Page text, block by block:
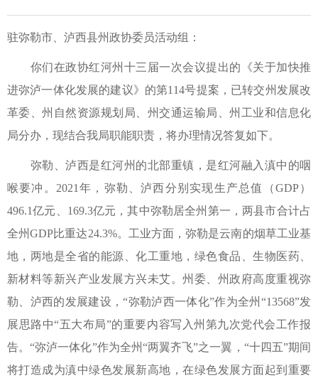
驻弥勒市、泸西县州政协委员活动组：
你们在政协红河州十三届一次会议提出的《关于加快推
进弥泸一体化发展的建议》的第114号提案，已转交州发展改
革委、州自然资源规划局、州交通运输局、州工业和信息化
局分办，现结合我局职能职责，将办理情况答复如下。
弥勒、泸西是红河州的北部重镇，是红河融入滇中的咽
喉要冲。2021年，弥勒、泸西分别实现生产总值（GDP）
496.1亿元、169.3亿元，其中弥勒居全州第一，两县市合计占
全州GDP比重达24.3%。工业方面，弥勒是云南的烟草工业基
地，两地是全省的能源、化工重地，绿色食品、生物医药、
新材料等新兴产业发展方兴未艾。州委、州政府高度重视弥
勒、泸西的发展建设，“弥勒泸西一体化”作为全州“13568”发
展思路中“五大布局”的重要内容写入州第九次党代会工作报
告。“弥泸一体化”作为全州“两翼齐飞”之一翼，“十四五”期间
将打造成为滇中绿色发展新高地，在绿色发展方面起到重要